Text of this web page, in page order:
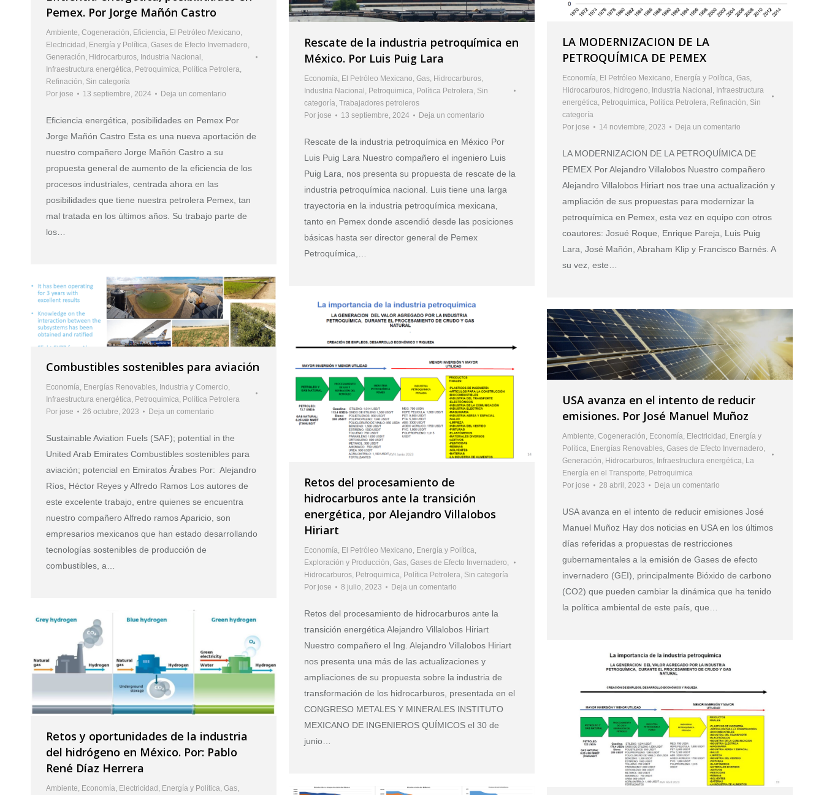
Pemex. Por Jorge Mañón Castro
Ambiente, Cogeneración, Eficiencia, El Petróleo Mexicano,
Electricidad , Energía y Política, Gases de Efecto Invernadero,
Generación, Hidrocarburos, Industria Nacional ,
Infraestructura energética, Petroquimica, Política Petrolera,
Refinación, Sin categoría
Por jose 13 septiembre, 2024 Deja un comentario
Eficiencia energética, posibilidades en Pemex Por
Jorge Mañón Castro Esta es una nueva aportación de
nuestro compañero Jorge Mañón Castro a su
propuesta general de aumento de la eficiencia de los
procesos industriales, centrada ahora en las
posibilidades que tiene nuestra petrolera Pemex, tan
mal tratada en los últimos años. Su trabajo parte de
los…
Rescate de la industria petroquímica en
México. Por Luis Puig Lara
Economía, El Petróleo Mexicano, Gas, Hidrocarburos,
Industria Nacional , Petroquimica, Política Petrolera, Sin
categoría, Trabajadores petroleros
Por jose 13 septiembre, 2024 Deja un comentario
Rescate de la industria petroquímica en México Por
Luis Puig Lara Nuestro compañero el ingeniero Luis
Puig Lara, nos presenta su propuesta de rescate de la
industria petroquímica nacional. Luis tiene una larga
trayectoria en la industria petroquímica mexicana,
tanto en Pemex donde ascendió desde las posiciones
básicas hasta ser director general de Pemex
Petroquímica,…
LA MODERNIZACION DE LA
PETROQUÍMICA DE PEMEX
Economía, El Petróleo Mexicano, Energía y Política, Gas,
Hidrocarburos, hidrogeno, Industria Nacional , Infraestructura
energética, Petroquimica, Política Petrolera, Refinación, Sin
categoría
Por jose 14 noviembre, 2023 Deja un comentario
LA MODERNIZACION DE LA PETROQUÍMICA DE
PEMEX Por Alejandro Villalobos Nuestro compañero
Alejandro Villalobos Hiriart nos trae una actualización y
ampliación de sus propuestas para modernizar la
petroquímica en Pemex, esta vez en equipo con otros
coautores: Josué Roque, Enrique Pareja, Luis Puig
Lara, José Mañón, Abraham Klip y Francisco Barnés. A
su vez, este…
Combustibles sostenibles para aviación
Economía Energías Renovables Industria y Comercio
Infraestructura energética Petroquimica Política Petrolera
Por jose 26 octubre, 2023 Deja un comentario
Sustainable Aviation Fuels (SAF); potential in the
United Arab Emirates Combustibles sostenibles para
aviación; potencial en Emiratos Árabes Por: Alejandro
Ríos, Héctor Reyes y Alfredo Ramos Los autores de
este excelente trabajo, entre quienes se encuentra
nuestro compañero Alfredo ramos Aparicio, son
empresarios mexicanos que han estado desarrollando
tecnologías sostenibles de producción de
combustibles, a…
Retos del procesamiento de
hidrocarburos ante la transición
energética, por Alejandro Villalobos
Hiriart
Economía, El Petróleo Mexicano, Energía y Política,
Exploración y Producción, Gas, Gases de Efecto Invernadero,
Hidrocarburos, Petroquimica, Política Petrolera, Sin categoría
Por jose 8 julio, 2023 Deja un comentario
Retos del procesamiento de hidrocarburos ante la
transición energética Alejandro Villalobos Hiriart
Nuestro compañero el Ing. Alejandro Villalobos Hiriart
nos presenta una más de las actualizaciones y
ampliaciones de su propuesta sobre la industria de
transformación de los hidrocarburos, presentada en el
CONGRESO METALES Y MINERALES INSTITUTO
MEXICANO DE INGENIEROS QUÍMICOS el 30 de
junio…
USA avanza en el intento de reducir
emisiones. Por José Manuel Muñoz
Ambiente, Cogeneración, Economía, Electricidad, Energía y
Política, Energías Renovables, Gases de Efecto Invernadero,
Generación, Hidrocarburos, Infraestructura energética, La
Energía en el Transporte, Petroquimica
Por jose 28 abril, 2023 Deja un comentario
USA avanza en el intento de reducir emisiones José
Manuel Muñoz Hay dos noticias en USA en los últimos
días referidas a propuestas de restricciones
gubernamentales a la emisión de Gases de efecto
invernadero (GEI), principalmente Bióxido de carbono
(CO2) que pueden cambiar la dinámica que ha tenido
la política ambiental de este país, que…
Retos y oportunidades de la industria
del hidrógeno en México. Por: Pablo
René Díaz Herrera
Ambiente, Economía, Electricidad , Energía y Política, Gas,